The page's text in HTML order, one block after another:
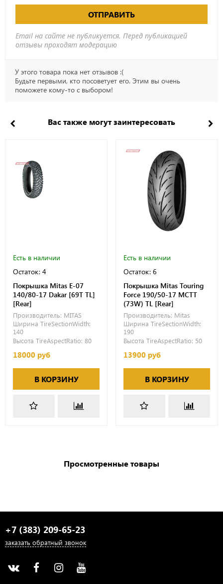
ОТПРАВИТЬ
Email на сайте не публикуется. Перед публикацией
отзывы проходят модерацию
У этого товара пока нет отзывов :(
Будьте первыми, кто посоветует его. Этим вы очень
поможете кому-то с выбором!
Вас также могут заинтересовать
Есть в наличии
Остаток: 4
Покрышка Mitas E-07
140/80-17 Dakar [69T TL]
[Rear]
Производитель: MITAS
Ширина TireSectionWidth:
140
Высота TireAspectRatio: 80
18000 руб
В КОРЗИНУ
Есть в наличии
Остаток: 6
Покрышка Mitas Touring
Force 190/50-17 MCTT
(73W) TL [Rear]
Производитель: Mitas
Ширина TireSectionWidth:
190
Высота TireAspectRatio: 50
13900 руб
В КОРЗИНУ
Просмотренные товары
+7 (383) 209-65-23
заказать обратный звонок